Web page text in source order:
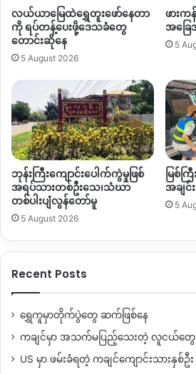
သိမ်းခင်ကတည်းကနေ မြန်မာပြည်အ
က ရွှေ့ပြောင်းလုပ်သားတွေအများအပြားရှိ
တွေကိုအပေါ်အမှီပြုကာ
အသက်မွေးဝမ်းက
တယ်။
ကချင်ပြည်နယ်ထဲမှာ ပယင်းနဲ့ ရွှေထွက်
မှာ ၂၀၁၅ ခုနှစ်ဝန်းကျင်စပြီး ပယင်းတွေ
လာကြာရာကနေ လက်ရှိမှာတော့
စက်က
ရောက်နေပြီး ရွှေတူးဖော်မှုကတော့
ဆယ်စု
လို့ မှော်မှာနေထိုင်သူတွေပြောပါတယ်။
ခုလို ပယင်း၊ရွှေတူးဖော်မှုကြောင့်
မြစ်ကြ
မြေယာပျက်စီးတာအပြင်
ဟာ တစ်နေ့ထက်တစ်နေ့ပိုဆိုးရွားလာ
ထို့အပြင် တနိုင်းဒေသဟာ စစ်ရေးအရလ
ခုဖြစ်တာကြောင့် စစ်ကောင်စီတပ်နဲ့
တင်းမာမှုဖြစ်လာတိုင်း ပယင်းမှော်၊ရွှေမှ
တစ်ခါတစ်ရံလမ်းကြောင်းပိတ်ဆို့တာ၊
လေ့ရှိပါတယ်။
လယ်ယာမြေထဲရွှေတူးဖော်နေတာ
ကို ရပ်တန့်ပေးဖို့ဒေသခံတွေ
တောင်းဆိုနေ
5 August 2026
ဖား
အခြ
5
ဘုန်းကြီးကျောင်းပေါက်ကွဲမှုဖြစ်
အရပ်သားတစ်ဦးသေ၊သံဃာ
တစ်ပါးပျံလွန်တော်မူ
5 August 2026
မြစ်က
အချင်း
5
Recent Posts
ရွှေကူမှာတိုက်ပွဲတွေ ဆက်ဖြစ်နေ
ကချင်မှာ အသက်မပြည့်သေးတဲ့ လူငယ်တွေ
US မှာ ဖမ်းခံရတဲ့ ကချင်ကျောင်းသားနှ